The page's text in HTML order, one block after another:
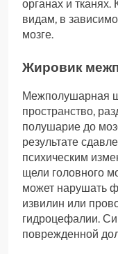
органах и
видам, в
мозге.
Жировик
Межполушарная
пространство,
полушарие до
результате
психическим
щели головного
может нарушать
извилин или
гидроцефалии.
поврежденной